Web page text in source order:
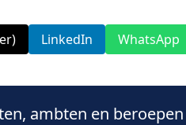
LinkedIn WhatsApp
ambten en